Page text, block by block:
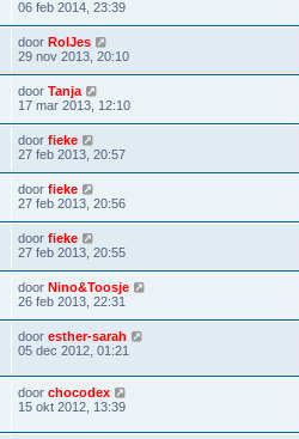
06 feb 2014, 23:39
door RolJes
29 nov 2013, 20:10
door Tanja
17 mar 2013, 12:10
door fieke
27 feb 2013, 20:57
door fieke
27 feb 2013, 20:56
door fieke
27 feb 2013, 20:55
door Nino&Toosje
26 feb 2013, 22:31
door esther-sarah
05 dec 2012, 01:21
door chocodex
15 okt 2012, 13:39